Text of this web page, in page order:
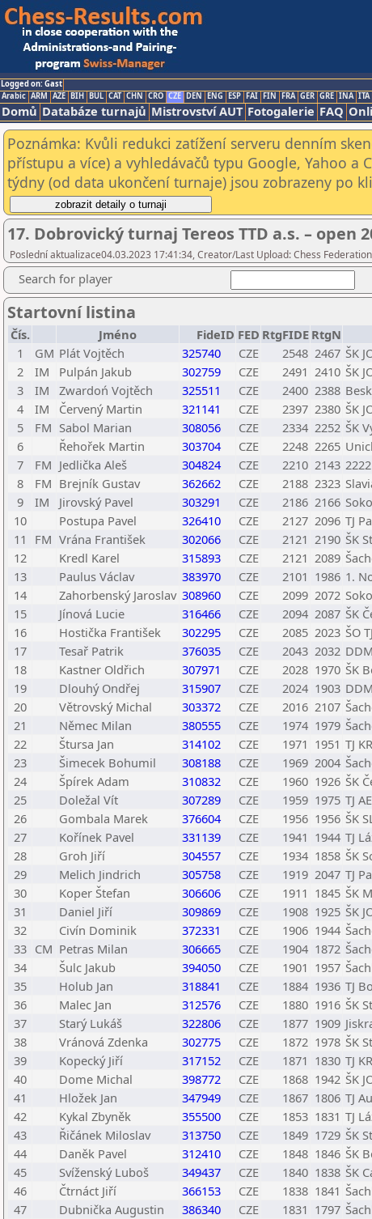
Logged on: Gast
Arabic ARM AZE BIH BUL CAT CHN CRO CZE DEN ENG ESP FAI FIN FRA GER GRE INA ITA
Domů Databáze turnajů Mistrovství AUT Fotogalerie FAQ
Poznámka: Kvůli redukci zatížení serveru denním
přístupu a více) a vyhledávačů typu Google, Yahoo a
týdny (od data ukončení turnaje) jsou zobrazeny po
17. Dobrovický turnaj Tereos TTD a.s. – open
Poslední aktualizace04.03.2023 17:41:34, Creator/Last Upload: Chess
Search for player
Startovní listina
Čís. Jméno FideID FED RtgFIDE RtgN
1
GM Plát Vojtěch 325740 CZE 2548 2467 ŠK
2
IM Pulpán Jakub 302759 CZE 2491 2410 ŠK
3
IM Zwardoń Vojtěch 325511 CZE 2400 2388
4
IM Červený Martin 321141 CZE 2397 2380 ŠK
5
FM Sabol Marian 308056 CZE 2334 2252 ŠK
6
Řehořek Martin 303704 CZE 2248 2265
7
FM Jedlička Aleš 304824 CZE 2210 2143
8
FM Brejník Gustav 362662 CZE 2188 2323
9
IM Jirovský Pavel 303291 CZE 2186 2166
10
Postupa Pavel 326410 CZE 2127 2096 TJ
11
FM Vrána František 302066 CZE 2121 2190 ŠK
12
Kredl Karel 315893 CZE 2121 2089
13
Paulus Václav 383970 CZE 2101 1986 1.
14
Zahorbenský Jaroslav 308960 CZE 2099 2072
15
Jínová Lucie 316466 CZE 2094 2087 ŠK
16
Hostička František 302295 CZE 2085 2023 ŠO
17
Tesař Patrik 376035 CZE 2043 2032
18
Kastner Oldřich 307971 CZE 2028 1970 ŠK
19
Dlouhý Ondřej 315907 CZE 2024 1903
20
Větrovský Michal 303372 CZE 2016 2107
21
Němec Milan 380555 CZE 1974 1979
22
Štursa Jan 314102 CZE 1971 1951 TJ
23
Šimecek Bohumil 308188 CZE 1969 2004
24
Špírek Adam 310832 CZE 1960 1926 ŠK
25
Doležal Vít 307289 CZE 1959 1975 TJ
26
Gombala Marek 376604 CZE 1956 1956 ŠK
27
Kořínek Pavel 331139 CZE 1941 1944 TJ
28
Groh Jiří 304557 CZE 1934 1858 ŠK
29
Melich Jindrich 305758 CZE 1919 2047 TJ
30
Koper Štefan 306606 CZE 1911 1845 ŠK
31
Daniel Jiří 309869 CZE 1908 1925 ŠK
32
Civín Dominik 372331 CZE 1906 1944
33 CM Petras Milan 306665 CZE 1904 1872
34
Šulc Jakub 394050 CZE 1901 1957
35
Holub Jan 318841 CZE 1884 1936 TJ
36
Malec Jan 312576 CZE 1880 1916 ŠK
37
Starý Lukáš 322806 CZE 1877 1909
38
Vránová Zdenka 302775 CZE 1872 1978 ŠK
39
Kopecký Jiří 317152 CZE 1871 1830 TJ
40
Dome Michal 398772 CZE 1868 1942 ŠK
41
Hložek Jan 347949 CZE 1867 1806 TJ
42
Kykal Zbyněk 355500 CZE 1853 1831 TJ
43
Řičánek Miloslav 313750 CZE 1849 1729 ŠK
44
Daněk Pavel 312410 CZE 1848 1846 ŠK
45
Svíženský Luboš 349437 CZE 1840 1838 ŠK
46
Čtrnáct Jiří 366153 CZE 1838 1841
47
Dubnička Augustin 386340 CZE 1831 1797